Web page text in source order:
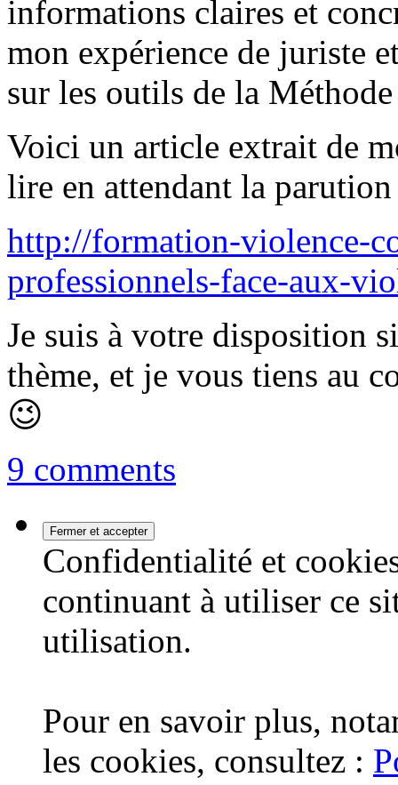
informations claires et
mon expérience de juriste
sur les outils de la
Voici un article extrait de
lire en attendant la
http://formation-violence-
professionnels-face-aux-
Je suis à votre disposition
thème, et je vous tiens au
😉
9 comments
Confidentialité et
continuant à utiliser ce
utilisation.
Pour en savoir plus,
les cookies, consultez :